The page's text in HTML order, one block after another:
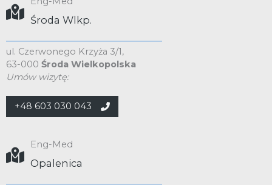
Środa Wlkp.
ul. Czerwonego Krzyża 3/1,
63-000 Środa Wielkopolska
Umów wizytę:
+48 603 030 043
Eng-Med
Opalenica